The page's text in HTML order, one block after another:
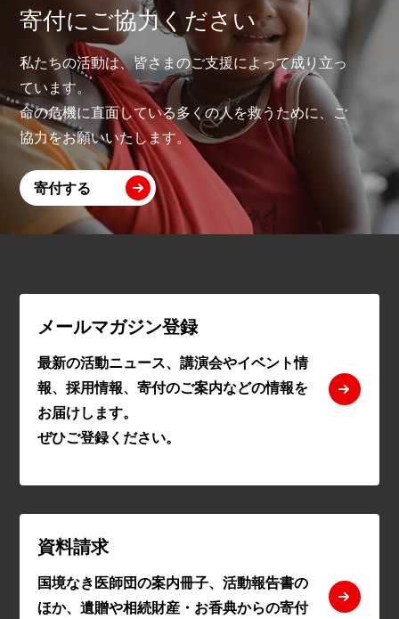
寄付にご協力ください
私たちの活動は、皆さまのご支援によって成り立っ
ています。
命の危機に直面している多くの人を救うために、ご
協力をお願いいたします。
寄付する
メールマガジン登録
最新の活動ニュース、講演会やイベント情
報、採用情報、寄付のご案内などの情報を
お届けします。
ぜひご登録ください。
資料請求
国境なき医師団の案内冊子、活動報告書の
ほか、遺贈や相続財産・お香典からの寄付